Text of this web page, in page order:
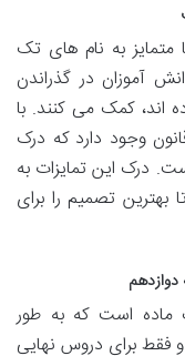
متمایز به نام های تک
آموزان در گذراندن
اند، کمک می کنند. با
وجود دارد که درک
درک این تمایزات به
تصمیم را برای
ماده است که به طور
فقط برای دروس نهایی